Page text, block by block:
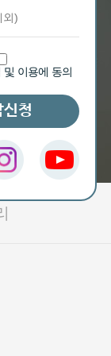
및 이용에 동의
청